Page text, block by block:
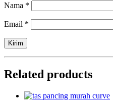
Nama *
Email *
Related products